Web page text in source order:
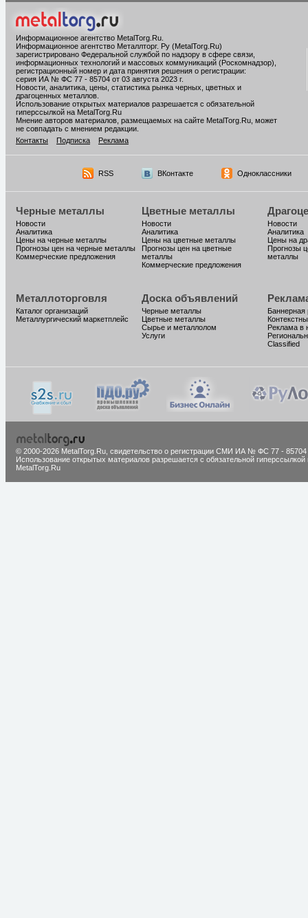
Информационное агентство MetalTorg.Ru
Информационное агентство Металлторг. Ру (MetalTorg.Ru)
зарегистрировано Федеральной службой по надзору в сфере связи,
информационных технологий и массовых коммуникаций (Роскомнадзор),
регистрационный номер и дата принятия решения о регистрации:
серия ИА № ФС 77 - 85704 от 03 августа 2023 г.
Новости, аналитика, цены, статистика рынка черных, цветных и
драгоценных металлов.
Использование открытых материалов разрешается с обязательной
гиперссылкой на MetalTorg.Ru
Мнение авторов материалов, размещаемых на сайте MetalTorg.Ru, может
не совпадать с мнением редакции.
Контакты
Подписка Реклама
RSS ВКонтакте Одноклассники
Черные металлы
Новости
Аналитика
Цены на черные металлы
Прогнозы цен на черные металлы
Коммерческие предложения
Цветные металлы
Новости
Аналитика
Цены на цветные металлы
Прогнозы цен на цветные
металлы
Коммерческие предложения
Новости
Аналитика
Цены на
Прогнозы
металлы
Металлоторговля
Каталог организаций
Металлургический маркетплейс
Доска объявлений
Черные металлы
Цветные металлы
Сырье и металлолом
Услуги
Баннерная
Реклама в
Classified
© 2000-2026 MetalTorg.Ru, cвидетельство о регистрации СМИ ИА № ФС 77 - 85704
Использование открытых материалов разрешается с обязательной гиперссылкой
MetalTorg.Ru